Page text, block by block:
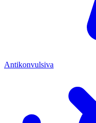
Antikonvulsiva